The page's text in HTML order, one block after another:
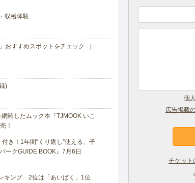
収穫体験
おすすめスポットをチェック
)
羅したムック本『TJMOOK いこ
！
き！1年間“くり返し”使える、子
ークGUIDE BOOK』7月6日
キング 2位は「あいぱく」1位
個
広告掲載
チケット